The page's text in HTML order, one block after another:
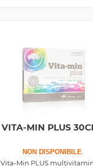
VITA-MIN PLUS
NON DISPONIBILE
Vita-Min PLUS